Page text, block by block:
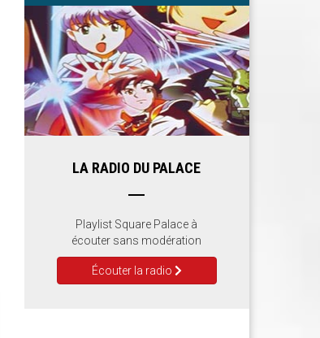
LA RADIO DU PALACE
Playlist Square Palace à
écouter sans modération
Écouter la radio